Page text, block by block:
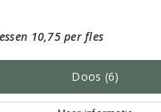
10,75 per fles
Doos (6)